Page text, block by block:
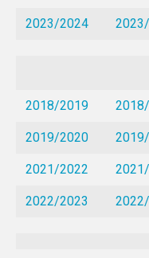
ACTI’SAM
LYON
SPORTS
2023/2024
2018/2019
2019/2020
2021/2022
2022/2023